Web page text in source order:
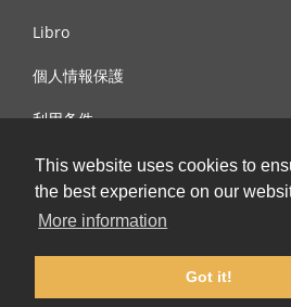
This website uses cookies to
the best experience on our
More information
Got it!
Libro
個人情報保護
利用条件
お問合せ
© 2002-2026 lernu.net |